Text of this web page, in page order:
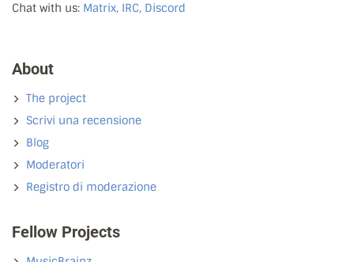
Chat with us: Matrix, IRC, Discord
About
The project
Scrivi una recensione
Blog
Moderatori
Registro di moderazione
Fellow Projects